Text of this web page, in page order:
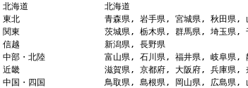
北海道
北海道
東北
青森県, 岩手県, 宮城県, 秋田県,
関東
茨城県, 栃木県, 群馬県, 埼玉県,
信越
新潟県, 長野県
中部・北陸
富山県, 石川県, 福井県, 岐阜県,
近畿
滋賀県, 京都府, 大阪府, 兵庫県,
中国・四国
鳥取県, 島根県, 岡山県, 広島県,